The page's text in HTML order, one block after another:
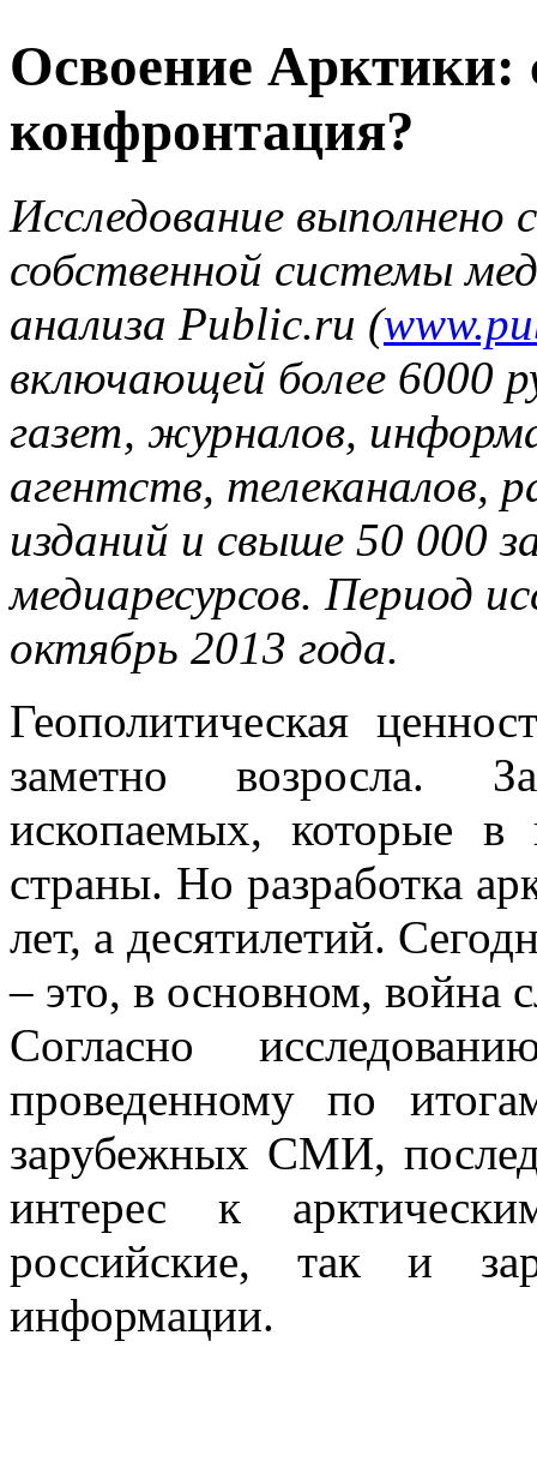
Освоение Арктики:
конфронтация?
Исследование
собственной системы
анализа Public.ru (
включающей более 6000
газет, журналов,
агентств, телеканалов,
изданий и свыше 50 000
медиаресурсов. Период
октябрь 2013 года.
Геополитическая
заметно возросла.
ископаемых, которые
страны. Но разработка
лет, а десятилетий.
– это, в основном, война
Согласно
проведенному по
зарубежных СМИ,
интерес к
российские, так и
информации.